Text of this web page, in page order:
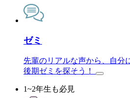
ゼミ
先輩のリアルな声から、自分
後期ゼミを探そう！
1~2年生も必見